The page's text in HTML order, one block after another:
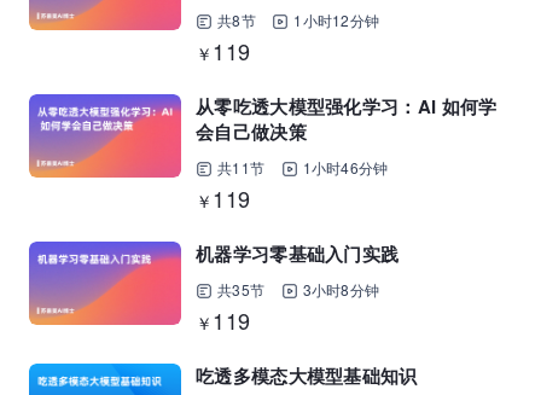
共8节 1小时12分钟
￥ 119
从零吃透大模型强化学习：AI 如何学
会自己做决策
共11节 1小时46分钟
￥ 119
机器学习零基础入门实践
共35节 3小时8分钟
￥ 119
吃透多模态大模型基础知识